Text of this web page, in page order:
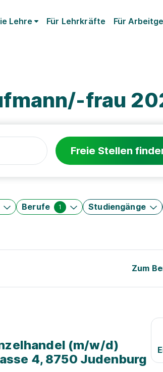
Lehre Für Lehrkräfte Für
frau
Freie Stellen
Berufe 1 Studiengänge
Zum
(m/w/d)
4, 8750 Judenburg